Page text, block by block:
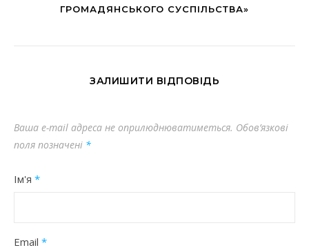
ГРОМАДЯНСЬКОГО СУСПІЛЬСТВА»
ЗАЛИШИТИ ВІДПОВІДЬ
Ваша e-mail адреса не оприлюднюватиметься. Обов’язкові
поля позначені *
Ім'я *
Email *